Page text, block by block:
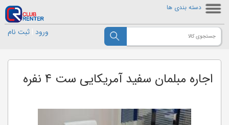
دسته بندی ها
ورود ثبت نام
اجاره مبلمان سفید آمریکایی ست ۴ نفره